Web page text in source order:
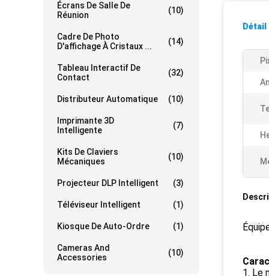
Écrans De Salle De
Réunion
(10)
Cadre De Photo
D'affichage À Cristaux ...
(14)
Tableau Interactif De
Contact
(32)
Distributeur Automatique (10)
Imprimante 3D
Intelligente
(7)
Kits De Claviers
Mécaniques
(10)
Projecteur DLP Intelligent (3)
Téléviseur Intelligent (1)
Kiosque De Auto-Ordre (1)
Cameras And
Accessories
(10)
1. Le